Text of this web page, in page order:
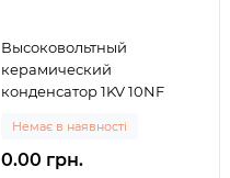
Высоковольтный
керамический
конденсатор 1KV 10NF
Немає в наявності
0.00 грн.